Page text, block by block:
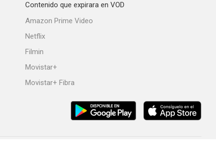
Contenido que expirara en VOD
Amazon Prime Video
Netflix
Filmin
Movistar+
Movistar+ Fibra